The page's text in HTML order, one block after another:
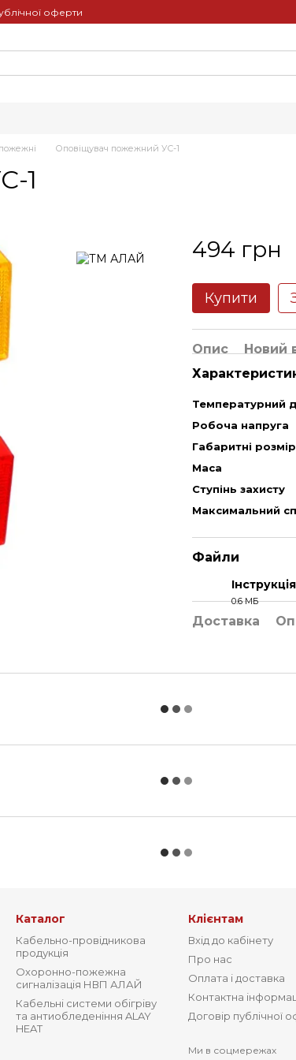
оферти
Оповіщувач пожежний УС-1
1
494 грн
Купити
Опис Новий
Температурний
Робоча напруга
Габаритні
Маса
Ступінь захисту
Максимальний
Файли
0.6 МБ
Доставка
Каталог
Кабельно-провідникова
продукція
Охоронно-пожежна
сигналізація НВП АЛАЙ
Кабельні системи обігріву
та антиобледеніння ALAY
HEAT
Клієнтам
Вхід до кабінету
Про нас
Оплата і доставка
Контактна
Договір публічної
Ми в соцмережах